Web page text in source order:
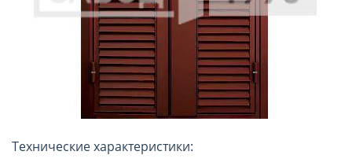
Технические характеристики: